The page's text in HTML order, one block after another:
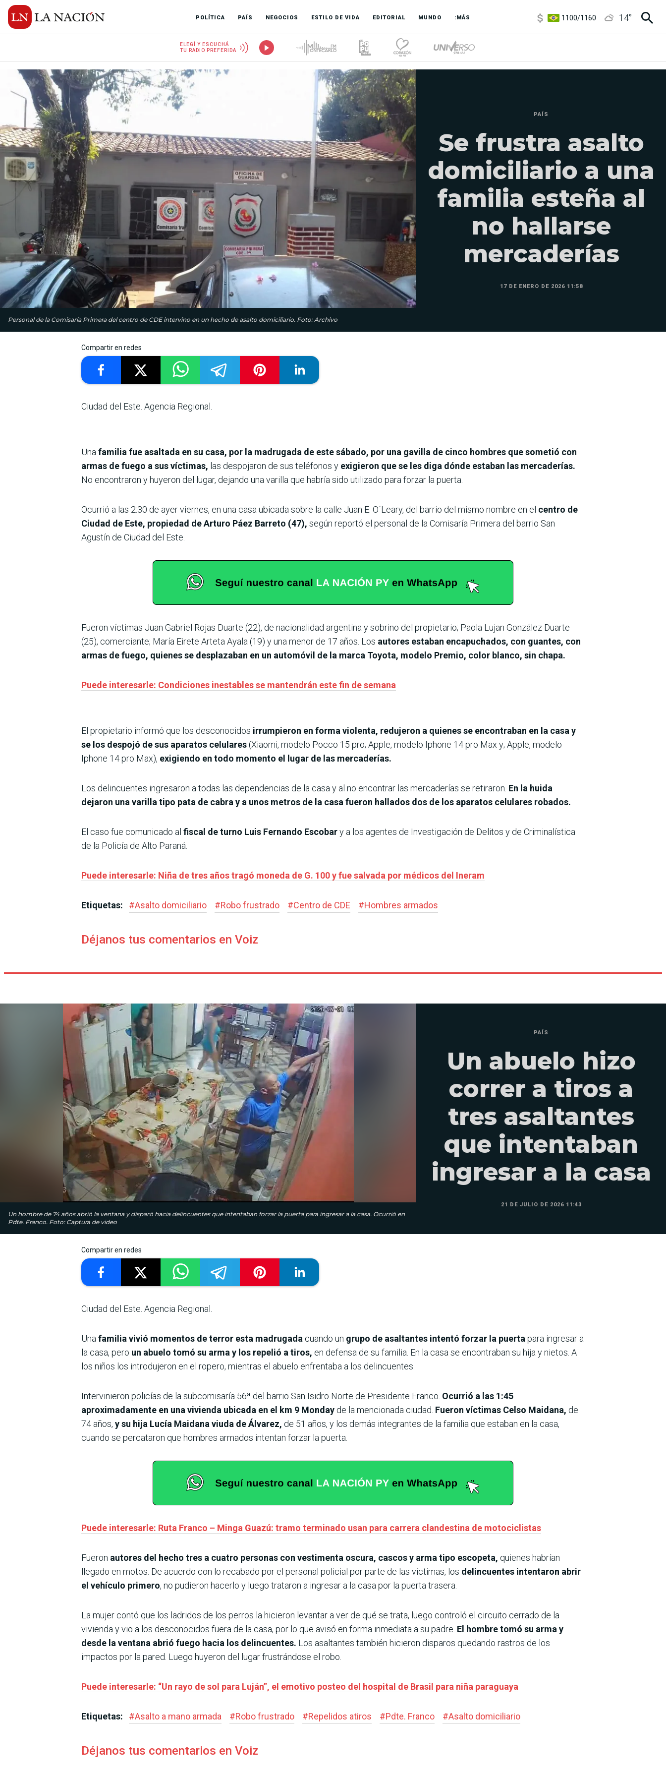
POLÍTICA PAÍS NEGOCIOS ESTILO DE VIDA EDITORIAL MUNDO :MÁS
3,8/4
14°
ELEGÍ Y ESCUCHÁ
TU RADIO PREFERIDA
Personal de la Comisaría Primera del centro de CDE intervino en un hecho de asalto domiciliario. Foto: Archivo
PAÍS
Se frustra asalto
domiciliario a una
familia esteña al
no hallarse
mercaderías
17 DE ENERO DE 2026 11:58
Compartir en redes
Ciudad del Este. Agencia Regional.
Una familia fue asaltada en su casa, por la madrugada de este sábado, por una gavilla de cinco hombres que sometió con
armas de fuego a sus víctimas, las despojaron de sus teléfonos y exigieron que se les diga dónde estaban las mercaderías.
No encontraron y huyeron del lugar, dejando una varilla que habría sido utilizado para forzar la puerta.
Ocurrió a las 2:30 de ayer viernes, en una casa ubicada sobre la calle Juan E. O´Leary, del barrio del mismo nombre en el centro de
Ciudad de Este, propiedad de Arturo Páez Barreto (47), según reportó el personal de la Comisaría Primera del barrio San
Agustín de Ciudad del Este.
Fueron víctimas Juan Gabriel Rojas Duarte (22), de nacionalidad argentina y sobrino del propietario; Paola Lujan González Duarte
(25), comerciante; María Eirete Arteta Ayala (19) y una menor de 17 años. Los autores estaban encapuchados, con guantes, con
armas de fuego, quienes se desplazaban en un automóvil de la marca Toyota, modelo Premio, color blanco, sin chapa.
Puede interesarle: Condiciones inestables se mantendrán este fin de semana
El propietario informó que los desconocidos irrumpieron en forma violenta, redujeron a quienes se encontraban en la casa y
se los despojó de sus aparatos celulares(Xiaomi, modelo Pocco 15 pro; Apple, modelo Iphone 14 pro Max y; Apple, modelo
Iphone 14 pro Max), exigiendo en todo momento el lugar de las mercaderías.
Los delincuentes ingresaron a todas las dependencias de la casa y al no encontrar las mercaderías se retiraron. En la huida
dejaron una varilla tipo pata de cabra y a unos metros de la casa fueron hallados dos de los aparatos celulares robados.
El caso fue comunicado al fiscal de turno Luis Fernando Escobary a los agentes de Investigación de Delitos y de Criminalística
de la Policía de Alto Paraná.
Puede interesarle: Niña de tres años tragó moneda de G. 100 y fue salvada por médicos del Ineram
Etiquetas: #Asalto domiciliario #Robo frustrado #Centro de CDE #Hombres armados
Déjanos tus comentarios en Voiz
Un hombre de 74 años abrió la ventana y disparó hacia delincuentes que intentaban forzar la puerta para ingresar a la casa. Ocurrió en
Pdte. Franco. Foto: Captura de video
PAÍS
Un abuelo hizo
correr a tiros a
tres asaltantes
que intentaban
ingresar a la casa
21 DE JULIO DE 2026 11:43
Compartir en redes
Ciudad del Este. Agencia Regional.
Una familia vivió momentos de terror esta madrugada cuando un grupo de asaltantes intentó forzar la puerta para ingresar a
la casa, pero un abuelo tomó su arma y los repelió a tiros, en defensa de su familia. En la casa se encontraban su hija y nietos. A
los niños los introdujeron en el ropero, mientras el abuelo enfrentaba a los delincuentes.
Intervinieron policías de la subcomisaría 56ª del barrio San Isidro Norte de Presidente Franco. Ocurrió a las 1:45
aproximadamente en una vivienda ubicada en el km 9 Monday de la mencionada ciudad. Fueron víctimas Celso Maidana, de
74 años, y su hija Lucía Maidana viuda de Álvarez, de 51 años, y los demás integrantes de la familia que estaban en la casa,
cuando se percataron que hombres armados intentan forzar la puerta.
Puede interesarle: Ruta Franco – Minga Guazú: tramo terminado usan para carrera clandestina de motociclistas
Fueron autores del hecho tres a cuatro personas con vestimenta oscura, cascos y arma tipo escopeta, quienes habrían
llegado en motos. De acuerdo con lo recabado por el personal policial por parte de las víctimas, los delincuentes intentaron abrir
el vehículo primero, no pudieron hacerlo y luego trataron a ingresar a la casa por la puerta trasera.
La mujer contó que los ladridos de los perros la hicieron levantar a ver de qué se trata, luego controló el circuito cerrado de la
vivienda y vio a los desconocidos fuera de la casa, por lo que avisó en forma inmediata a su padre. El hombre tomó su arma y
desde la ventana abrió fuego hacia los delincuentes. Los asaltantes también hicieron disparos quedando rastros de los
impactos por la pared. Luego huyeron del lugar frustrándose el robo.
Puede interesarle: “Un rayo de sol para Luján”, el emotivo posteo del hospital de Brasil para niña paraguaya
Etiquetas: #Asalto a mano armada #Robo frustrado #Repelidos atiros #Pdte. Franco #Asalto domiciliario
Déjanos tus comentarios en Voiz